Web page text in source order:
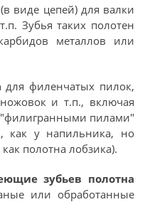
(в виде цепей) для валки
Зубья таких полотен
металлов или
для филенчатых пилок,
и т.п., включая
пилами"
как у напильника, но
полотна лобзика).
зубьев полотна
или обработанные